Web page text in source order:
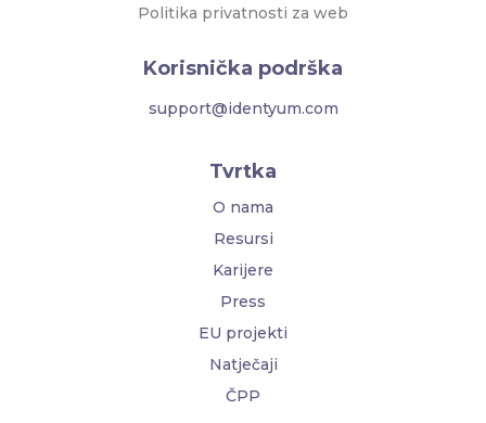
Politika privatnosti za web
Korisnička podrška
support@identyum.com
Tvrtka
O nama
Resursi
Karijere
Press
EU projekti
Natječaji
ČPP